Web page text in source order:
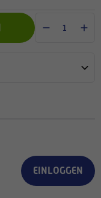
EINLOGGEN